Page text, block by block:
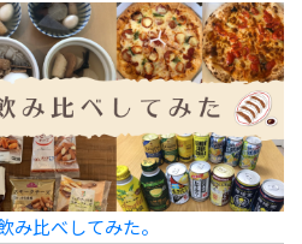
み比べしてみた。